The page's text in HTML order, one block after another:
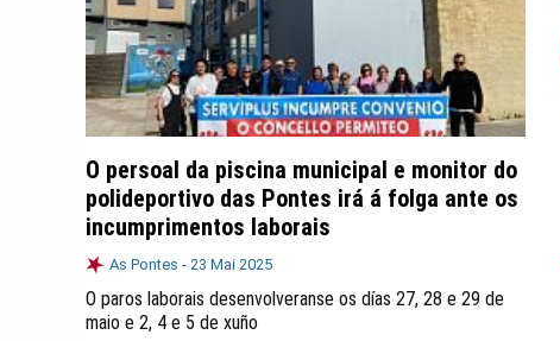
O persoal da piscina municipal e monitor do
polideportivo das Pontes irá á folga ante os
incumprimentos laborais
As Pontes - 23 Mai 2025
O paros laborais desenvolveranse os días 27, 28 e 29 de
maio e 2, 4 e 5 de xuño